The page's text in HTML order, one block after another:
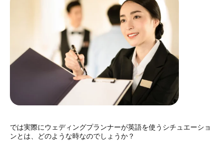
では実際にウェディングプランナーが英語を使うシチュエーショ
ンとは、どのような時なのでしょうか？